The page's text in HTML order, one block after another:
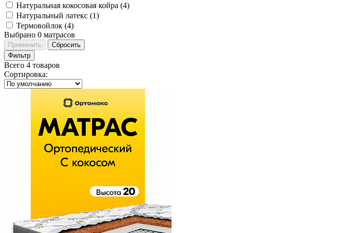
Натуральная кокосовая койра (4)
Натуральный латекс (1)
Термовойлок (4)
Выбрано 0 матрасов
Применить
Сбросить
Фильтр
Всего 4 товаров
Сортировка: